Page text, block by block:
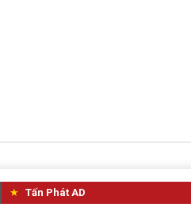
Tấn Phát AD